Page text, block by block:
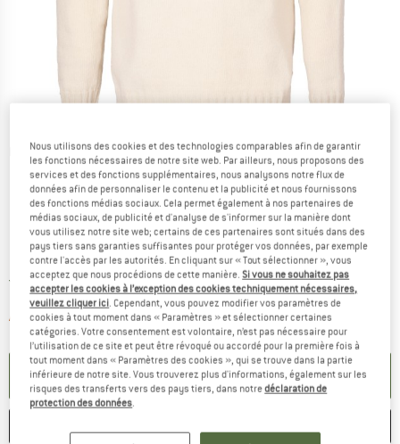
Photos détaillées
Prix:
199,95€ TVA incl.
Livraison gratuite(FR)France. Informations sur les frais de
Article momentanément épuisé;Le lien s'ouvre dans une boîte
PARAMÉTRER ALERTE
Nous utilisons des cookies et des technologies comparables afin de garantir
les fonctions nécessaires de notre site web. Par ailleurs, nous proposons des
services et des fonctions supplémentaires, nous analysons notre flux de
données afin de personnaliser le contenu et la publicité et nous fournissons
des fonctions médias sociaux. Cela permet également à nos partenaires de
médias sociaux, de publicité et d'analyse de s'informer sur la manière dont
vous utilisez notre site web; certains de ces partenaires sont situés dans des
pays tiers sans garanties suffisantes pour protéger vos données, par exemple
contre l'accès par les autorités. En cliquant sur « Tout sélectionner », vous
acceptez que nous procédions de cette manière.Si vous ne souhaitez pas
accepter les cookies à l’exception des cookies techniquement nécessaires,
veuillez cliquer ici. Cependant, vous pouvez modifier vos paramètres de
cookies à tout moment dans « Paramètres » et sélectionner certaines
catégories. Votre consentement est volontaire, n’est pas nécessaire pour
l’utilisation de ce site et peut être révoqué ou accordé pour la première fois à
tout moment dans « Paramètres des cookies », qui se trouve dans la partie
inférieure de notre site. Vous trouverez plus d'informations, également sur les
risques des transferts vers des pays tiers, dans notredéclaration de
protection des données.